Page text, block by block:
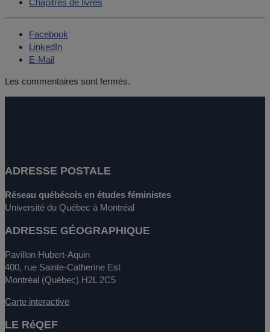
Chapitres de livres
Facebook
LinkedIn
E-Mail
Les commentaires sont fermés.
ADRESSE POSTALE
Réseau québécois en études féministes
Université du Québec à Montréal
ADRESSE GÉOGRAPHIQUE
Pavillon Hubert-Aquin
400, rue Sainte-Catherine Est
Montréal (Québec) H2L 2C5
Carte interactive
LE RéQEF